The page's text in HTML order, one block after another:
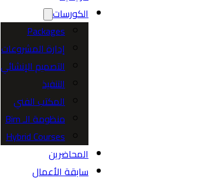
الكورسات
Packages
إدارة المشروعات
التصميم الإنشائي
التنفيذ
المكتب الفني
منظومة الـ Bim
Hybrid Courses
المحاضرين
سابقة الأعمال